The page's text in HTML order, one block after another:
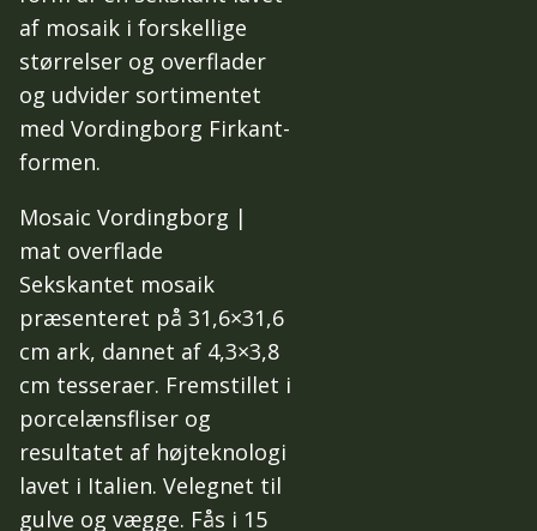
af mosaik i forskellige
størrelser og overflader
og udvider sortimentet
med Vordingborg Firkant-
formen.
Mosaic Vordingborg |
mat overflade
Sekskantet mosaik
præsenteret på 31,6×31,6
cm ark, dannet af 4,3×3,8
cm tesseraer. Fremstillet i
porcelænsfliser og
resultatet af højteknologi
lavet i Italien. Velegnet til
gulve og vægge. Fås i 15